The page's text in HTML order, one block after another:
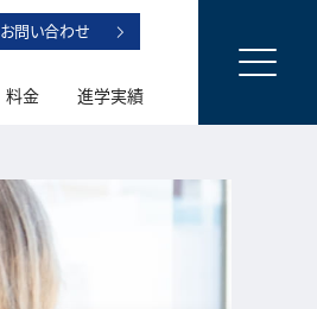
お問い合わせ
料金 進学実績